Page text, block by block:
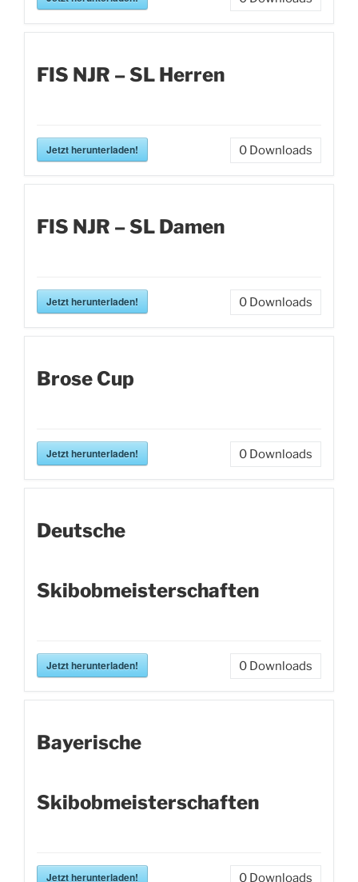
FIS NJR – SL Herren
Jetzt herunterladen! 0 Downloads
FIS NJR – SL Damen
Jetzt herunterladen! 0 Downloads
Brose Cup
Jetzt herunterladen! 0 Downloads
Deutsche
Skibobmeisterschaften
Jetzt herunterladen! 0 Downloads
Bayerische
Skibobmeisterschaften
Jetzt herunterladen! 0 Downloads